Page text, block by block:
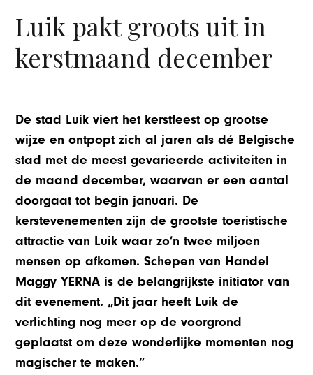
Luik pakt groots uit in
kerstmaand december
De stad Luik viert het kerstfeest op grootse
wijze en ontpopt zich al jaren als dé Belgische
stad met de meest gevarieerde activiteiten in
de maand december, waarvan er een aantal
doorgaat tot begin januari. De
kerstevenementen zijn de grootste toeristische
attractie van Luik waar zo’n twee miljoen
mensen op afkomen. Schepen van Handel
Maggy YERNA is de belangrijkste initiator van
dit evenement. „Dit jaar heeft Luik de
verlichting nog meer op de voorgrond
geplaatst om deze wonderlijke momenten nog
magischer te maken.”